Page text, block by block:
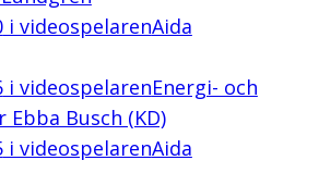
i videospelarenAida
i videospelarenEnergi- och
Busch (KD)
i videospelarenAida